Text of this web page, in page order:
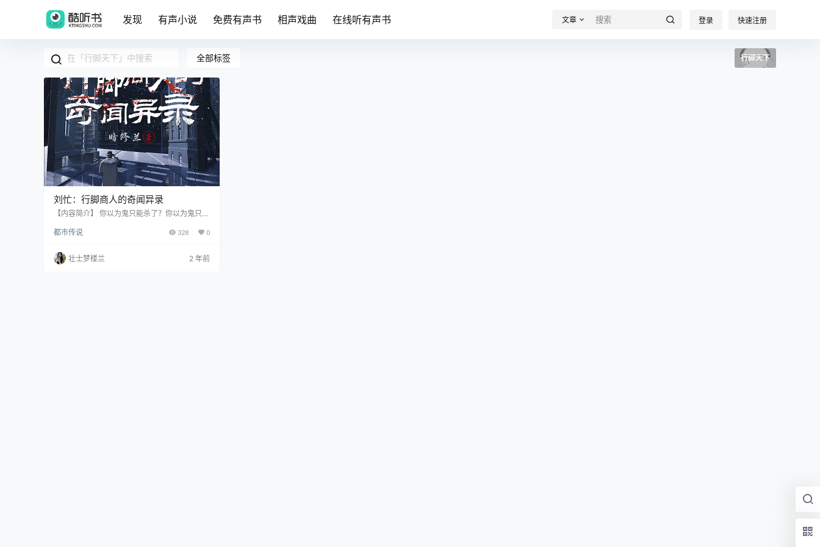
发现 有声小说 免费有声书 相声戏曲 在线听有声书 文章 登录 快速注册
全部标签 行脚天下
刘忙：行脚商人的奇闻异录
【内容简介】 你以为鬼只能杀了？你以为鬼只能
走进不一样的修真世界，领略不同的天地，行脚
都市传说 328 0
壮士梦楼兰 2 年前